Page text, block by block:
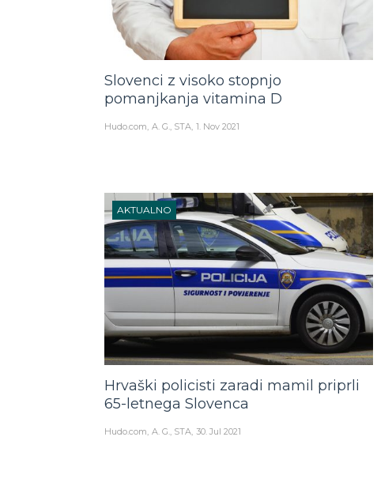
Slovenci z visoko stopnjo
pomanjkanja vitamina D
Hudo.com A. G., STA 1. Nov 2021
AKTUALNO
Hrvaški policisti zaradi mamil priprli
65-letnega Slovenca
Hudo.com A. G., STA 30. Jul 2021